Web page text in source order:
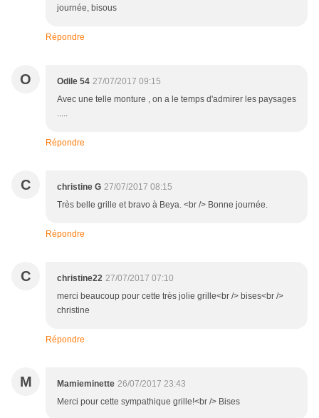
journée, bisous
Répondre
O Odile 54 27/07/2017 09:15
Avec une telle monture , on a le temps d'admirer les paysages
.....
Répondre
C christine G 27/07/2017 08:15
Très belle grille et bravo à Beya. <br /> Bonne journée.
Répondre
C christine22 27/07/2017 07:10
merci beaucoup pour cette très jolie grille<br /> bises<br />
christine
Répondre
M Mamieminette 26/07/2017 23:43
Merci pour cette sympathique grille!<br /> Bises